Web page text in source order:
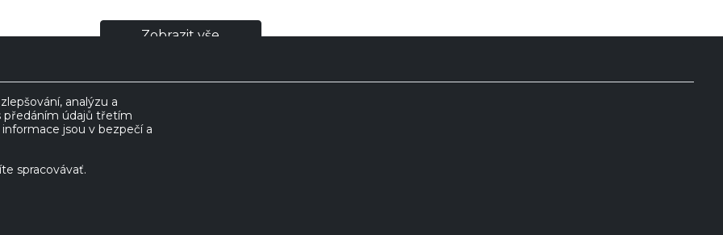
zobrazit vše
analýzu a
předáním údajů třetím
jsou v bezpečí a
spracovávať.